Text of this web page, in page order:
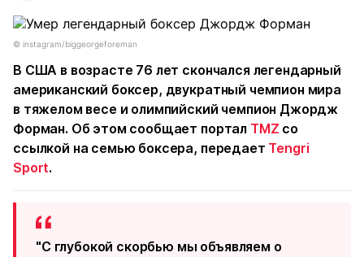
©️ instagram/biggeorgeforeman
В США в возрасте 76 лет скончался легендарный
американский боксер, двукратный чемпион мира
в тяжелом весе и олимпийский чемпион Джордж
Форман. Об этом сообщает портал TMZ со
ссылкой на семью боксера, передает Tengri
Sport.
"С глубокой скорбью мы объявляем о